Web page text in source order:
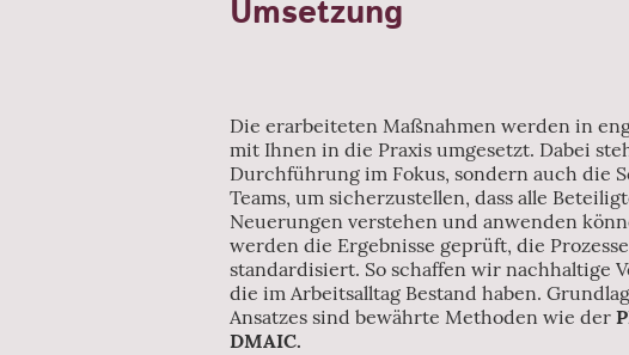
Umsetzung
Die erarbeiteten Maßnahmen werden in
mit Ihnen in die Praxis umgesetzt. Dabei
Durchführung im Fokus, sondern auch die
Teams, um sicherzustellen, dass alle
Neuerungen verstehen und anwenden
werden die Ergebnisse geprüft, die
standardisiert. So schaffen wir nachhaltige
die im Arbeitsalltag Bestand haben.
Ansatzes sind bewährte Methoden wie der
DMAIC.